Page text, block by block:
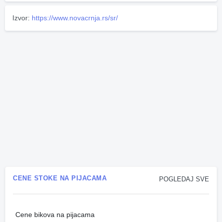
Izvor: https://www.novacrnja.rs/sr/
POGLEDAJ SVE
CENE STOKE NA PIJACAMA
Cene bikova na pijacama